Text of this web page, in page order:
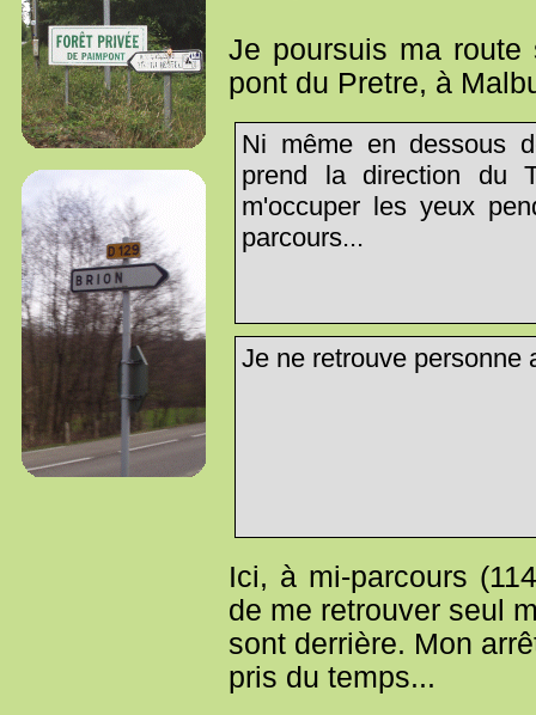
Je poursuis ma
pont du Pretre, à
Ni même en dessous
prend la direction du
m'occuper les yeux
parcours...
Je ne retrouve personne
Ici, à mi-parcours
de me retrouver seul
sont derrière. Mon
pris du temps...